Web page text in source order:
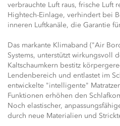
verbrauchte Luft raus, frische Luft
Hightech-Einlage, verhindert bei
inneren Luftkanäle, die Garantie
Das markante Klimaband ("Air
Systems, unterstützt wirkungsvoll
Kaltschaumkern bestitz
Lendenbereich und entlastet im
entwickelte "intelligente"
Funktionen erhöhen den
Noch elastischer,
durch neue Materialien und